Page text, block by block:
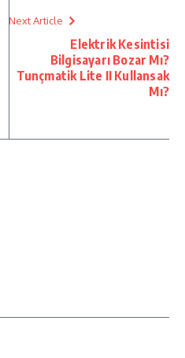
Next Article
Elektrik Kesintisi
Bilgisayarı Bozar Mı?
Tunçmatik Lite II Kullansak
Mı?